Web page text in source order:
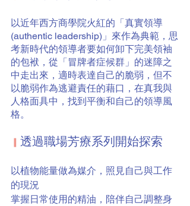
以近年西方商學院火紅的「真實領導
(authentic leadership)」來作為典範，思
考新時代的領導者要如何卸下完美領袖
的包袱，從「冒牌者症候群」的迷障之
中走出來，適時表達自己的脆弱，但不
以脆弱作為逃避責任的藉口，在真我與
人格面具中，找到平衡和自己的領導風
格。
透過職場芳療系列開始探索
以植物能量做為媒介，照見自己與工作
的現況
掌握日常使用的精油，陪伴自己調整身